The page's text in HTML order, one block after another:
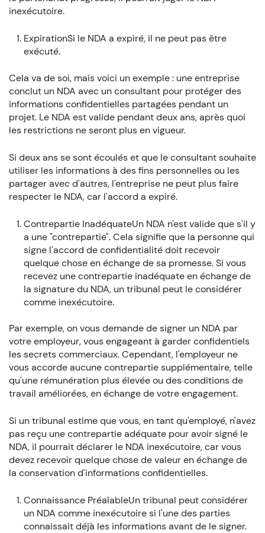
inexécutoire.
ExpirationSi le NDA a expiré, il ne peut pas être
exécuté.
Cela va de soi, mais voici un exemple : une entreprise
conclut un NDA avec un consultant pour protéger des
informations confidentielles partagées pendant un
projet. Le NDA est valide pendant deux ans, après quoi
les restrictions ne seront plus en vigueur.
Si deux ans se sont écoulés et que le consultant souhaite
utiliser les informations à des fins personnelles ou les
partager avec d'autres, l'entreprise ne peut plus faire
respecter le NDA, car l'accord a expiré.
Contrepartie InadéquateUn NDA n'est valide que s'il y
a une "contrepartie". Cela signifie que la personne qui
signe l'accord de confidentialité doit recevoir
quelque chose en échange de sa promesse. Si vous
recevez une contrepartie inadéquate en échange de
la signature du NDA, un tribunal peut le considérer
comme inexécutoire.
Par exemple, on vous demande de signer un NDA par
votre employeur, vous engageant à garder confidentiels
les secrets commerciaux. Cependant, l'employeur ne
vous accorde aucune contrepartie supplémentaire, telle
qu'une rémunération plus élevée ou des conditions de
travail améliorées, en échange de votre engagement.
Si un tribunal estime que vous, en tant qu'employé, n'avez
pas reçu une contrepartie adéquate pour avoir signé le
NDA, il pourrait déclarer le NDA inexécutoire, car vous
devez recevoir quelque chose de valeur en échange de
la conservation d'informations confidentielles.
Connaissance PréalableUn tribunal peut considérer
un NDA comme inexécutoire si l'une des parties
connaissait déjà les informations avant de le signer.